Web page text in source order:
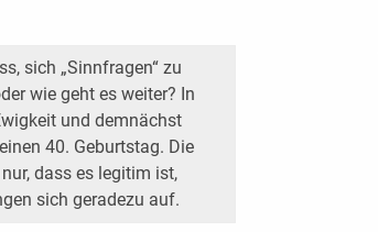
sich „Sinnfragen“ zu
wie geht es weiter? In
und demnächst
40. Geburtstag. Die
dass es legitim ist,
sich geradezu auf.